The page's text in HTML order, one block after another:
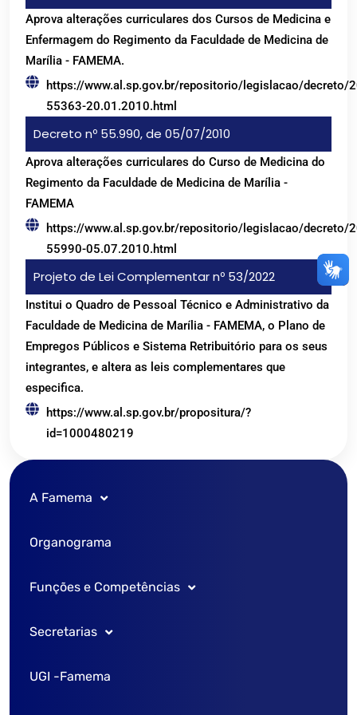
Aprova alterações curriculares dos Cursos de Medicina e
Enfermagem do Regimento da Faculdade de Medicina de
Marília - FAMEMA.
https://www.al.sp.gov.br/repositorio/legislacao/decreto/
55363-20.01.2010.html
Decreto nº 55.990, de 05/07/2010
Aprova alterações curriculares do Curso de Medicina do
Regimento da Faculdade de Medicina de Marília -
FAMEMA
https://www.al.sp.gov.br/repositorio/legislacao/decreto/
55990-05.07.2010.html
Projeto de Lei Complementar nº 53/2022
Institui o Quadro de Pessoal Técnico e Administrativo da
Faculdade de Medicina de Marília - FAMEMA, o Plano de
Empregos Públicos e Sistema Retribuitório para os seus
integrantes, e altera as leis complementares que
especifica.
https://www.al.sp.gov.br/propositura/?
id=1000480219
A Famema
Nossa História
Missão
Logos
Galeria de Diretores
Organograma
Funções e Competências
Congregação
Diretoria Geral
Secretarias
Secretaria de Graduação
UGI -Famema